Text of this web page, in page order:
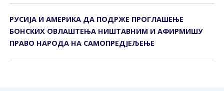
РУСИЈА И АМЕРИКА ДА ПОДРЖЕ ПРОГЛАШЕЊЕ
БОНСКИХ ОВЛАШТЕЊА НИШТАВНИМ И АФИРМИШУ
ПРАВО НАРОДА НА САМОПРЕДЈЕЉЕЊЕ